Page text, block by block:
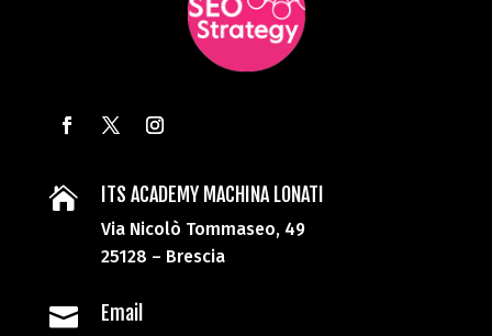
 ITS ACADEMY MACHINA LONATI
Via Nicolò Tommaseo, 49
25128 – Brescia
 Email